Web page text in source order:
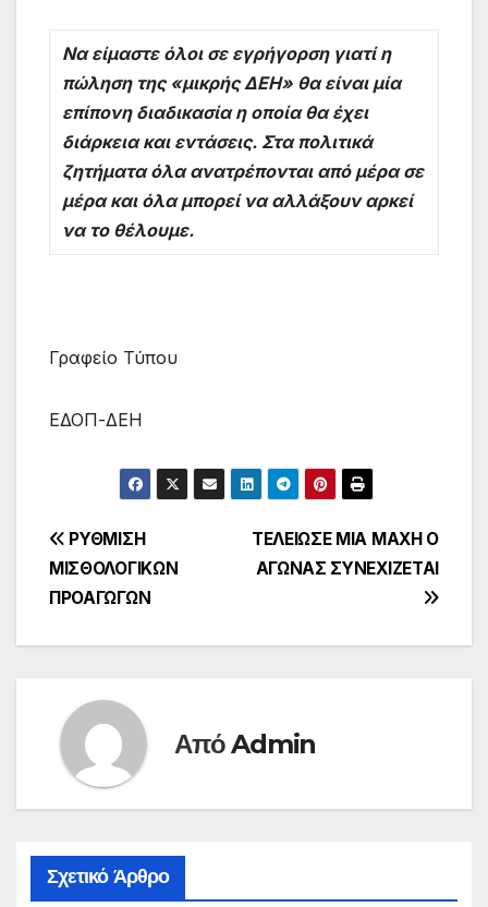
Να είμαστε όλοι σε εγρήγορση γιατί η
πώληση της «μικρής ΔΕΗ» θα είναι μία
επίπονη διαδικασία η οποία θα έχει
διάρκεια και εντάσεις. Στα πολιτικά
ζητήματα όλα ανατρέπονται από μέρα σε
μέρα και όλα μπορεί να αλλάξουν αρκεί
να το θέλουμε.
Γραφείο Τύπου
ΕΔΟΠ-ΔΕΗ
Πλοήγηση
άρθρων
ΤΕΛΕΙΩΣΕ ΜΙΑ ΜΑΧΗ Ο
ΑΓΩΝΑΣ ΣΥΝΕΧΙΖΕΤΑΙ
ΡΥΘΜΙΣΗ
ΜΙΣΘΟΛΟΓΙΚΩΝ
ΠΡΟΑΓΩΓΩΝ
ΑπόAdmin
Σχετικό Άρθρο